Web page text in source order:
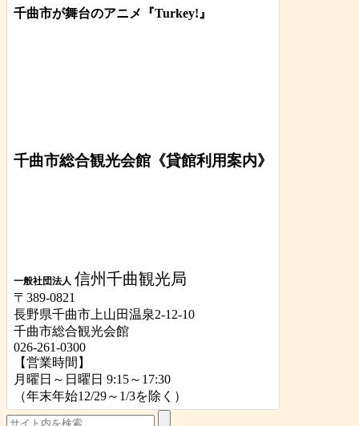
千曲市が舞台のアニメ『Turkey!』
千曲市総合観光会館《貸館利用案内》
一般社団法人 信州千曲観光局
〒389-0821
長野県千曲市上山田温泉2-12-10
千曲市総合観光会館
026-261-0300
【営業時間】
月曜日～日曜日 9:15～17:30
（年末年始12/29～1/3を除く）